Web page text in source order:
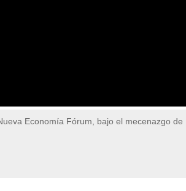
Economía Fórum, bajo el mecenazgo de